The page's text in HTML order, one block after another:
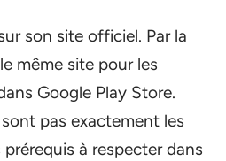
son site officiel. Par la
même site pour les
Google Play Store.
pas exactement les
à respecter dans